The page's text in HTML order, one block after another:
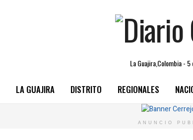
La Guajira,Colombia -
LA GUAJIRA DISTRITO REGIONALES
ANUNCIO